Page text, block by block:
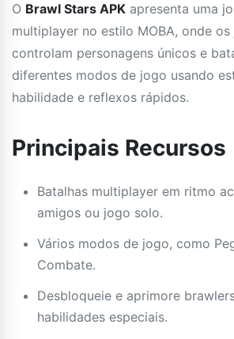
O Brawl Stars APK apresenta uma
multiplayer no estilo MOBA, onde
controlam personagens únicos e
diferentes modos de jogo usando
habilidade e reflexos rápidos.
Principais Recursos
Batalhas multiplayer em ritmo
amigos ou jogo solo.
Vários modos de jogo, como
Combate.
Desbloqueie e aprimore
habilidades especiais.